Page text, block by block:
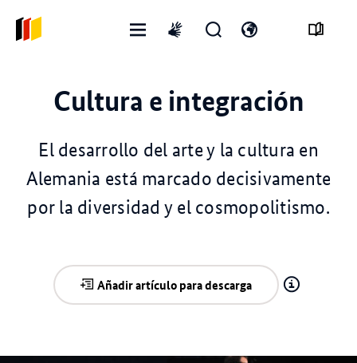
búsqueda
de
idioma
Cultura e integración
El desarrollo del arte y la cultura en
Alemania está marcado decisivamente
por la diversidad y el cosmopolitismo.
Añadir artículo para descarga